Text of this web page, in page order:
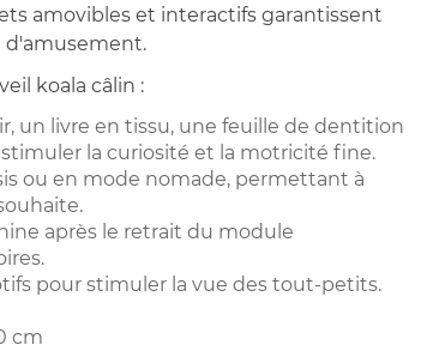
amovibles et interactifs garantissent
d'amusement.
koala câlin :
un livre en tissu, une feuille de dentition
la curiosité et la motricité fine.
ou en mode nomade, permettant à
après le retrait du module
pour stimuler la vue des tout-petits.
cm